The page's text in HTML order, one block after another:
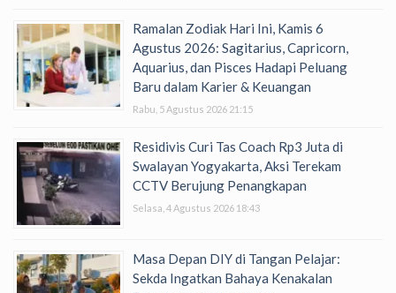
Ramalan Zodiak Hari Ini, Kamis 6
Agustus 2026: Sagitarius, Capricorn,
Aquarius, dan Pisces Hadapi Peluang
Baru dalam Karier & Keuangan
Rabu, 5 Agustus 2026 21:15
Residivis Curi Tas Coach Rp3 Juta di
Swalayan Yogyakarta, Aksi Terekam
CCTV Berujung Penangkapan
Selasa, 4 Agustus 2026 18:43
Masa Depan DIY di Tangan Pelajar:
Sekda Ingatkan Bahaya Kenakalan